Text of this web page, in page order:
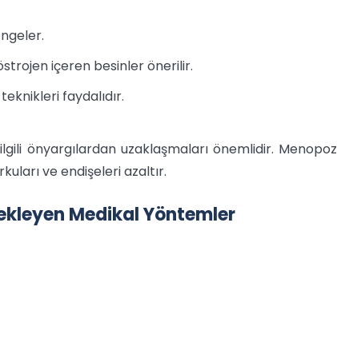
içeren besinler önerilir.
faydalıdır.
önyargılardan uzaklaşmaları önemlidir. Menopoz
ve endişeleri azaltır.
Medikal Yöntemler